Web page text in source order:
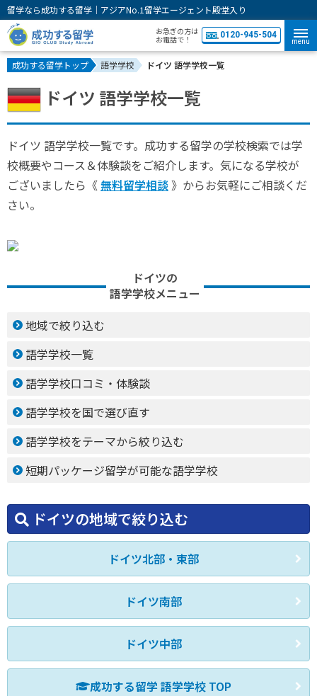
留学なら成功する留学｜アジアNo.1留学エージェント殿堂入り
お急ぎの方は
お電話で！
0120-945-504
menu
成功する留学トップ 語学学校 ドイツ 語学学校一覧
ドイツ 語学学校一覧
ドイツ 語学学校一覧です。成功する留学の学校検索では学
校概要やコース＆体験談をご紹介します。気になる学校が
ございましたら《 無料留学相談 》からお気軽にご相談くだ
さい。
ドイツの
語学学校メニュー
地域で絞り込む
語学学校一覧
語学学校口コミ・体験談
語学学校を国で選び直す
語学学校をテーマから絞り込む
短期パッケージ留学が可能な語学学校
ドイツの地域で絞り込む
ドイツ北部・東部
ドイツ南部
ドイツ中部
成功する留学 語学学校 TOP